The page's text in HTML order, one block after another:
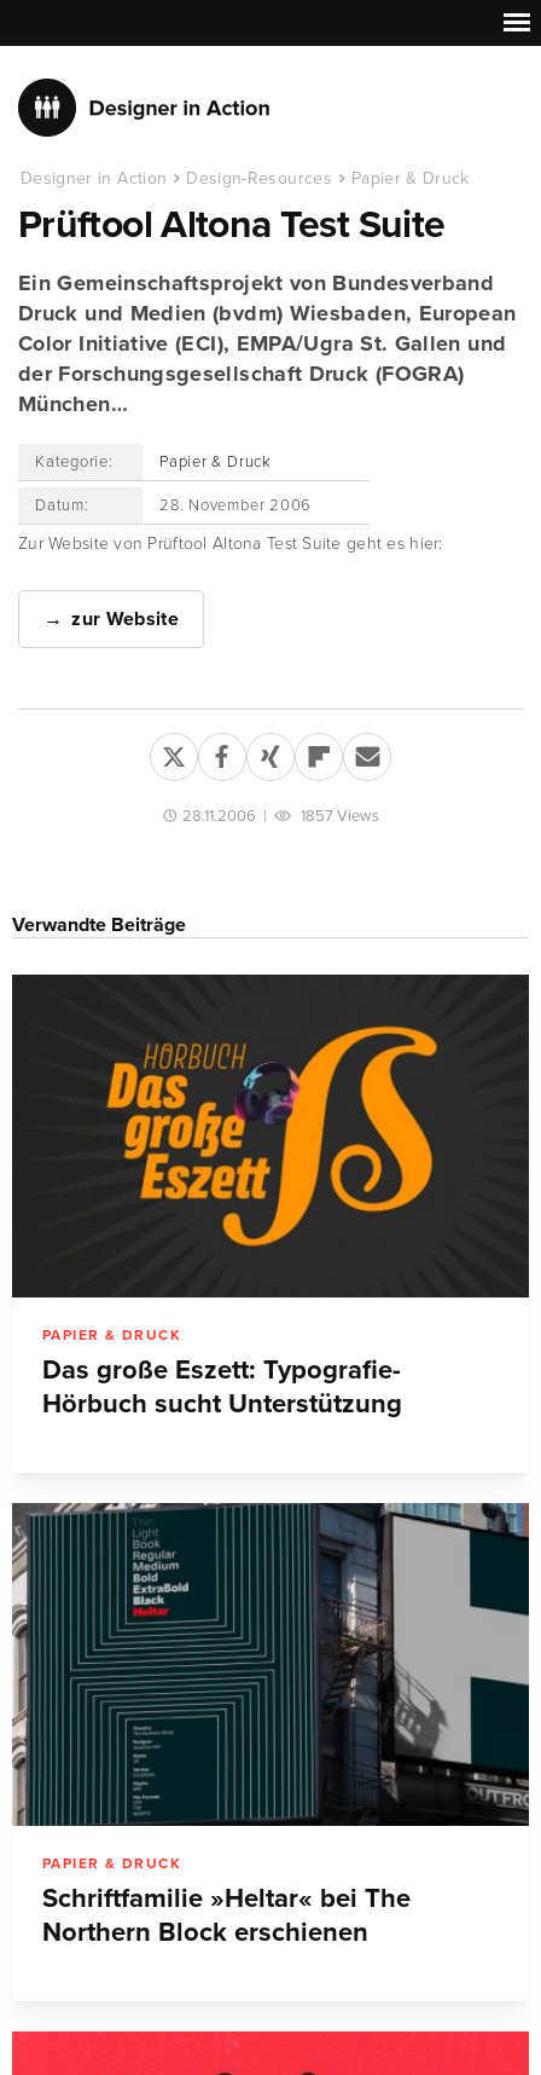
Designer in Action Design-Resources Papier & Druck
Prüftool Altona Test Suite
Ein Gemeinschaftsprojekt von Bundesverband
Druck und Medien (bvdm) Wiesbaden, European
Color Initiative (ECI), EMPA/Ugra St. Gallen und
der Forschungsgesellschaft Druck (FOGRA)
München…
Kategorie: Papier & Druck
Datum: 28. November 2006
Zur Website von Prüftool Altona Test Suite geht es hier:
zur Website
28.11.2006 | 1857 Views
Verwandte Beiträge
PAPIER & DRUCK
Das große Eszett: Typografie-
Hörbuch sucht Unterstützung
PAPIER & DRUCK
Schriftfamilie »Heltar« bei The
Northern Block erschienen